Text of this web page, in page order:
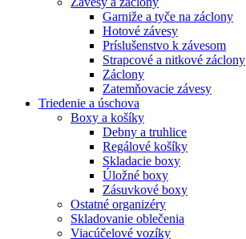
Garniže a tyče na záclony
Hotové závesy
Príslušenstvo k závesom
Strapcové a nitkové záclony
Záclony
Zatemňovacie závesy
Triedenie a úschova
Boxy a košíky
Debny a truhlice
Regálové košíky
Skladacie boxy
Úložné boxy
Zásuvkové boxy
Ostatné organizéry
Skladovanie oblečenia
Viacúčelové vozíky